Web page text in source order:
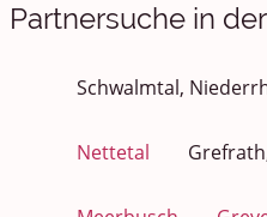
Partnersuche in
Schwalmtal,
Nettetal